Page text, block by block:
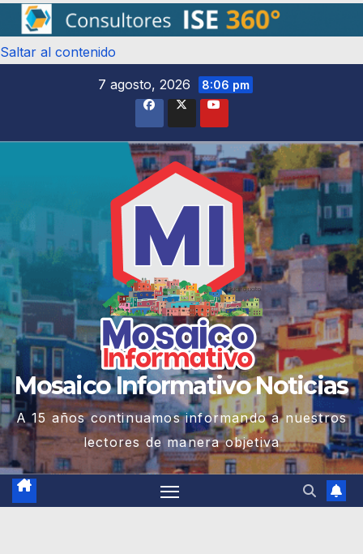
Saltar al contenido
7 agosto, 2026
8:06 pm
Mosaico Informativo Noticias
A 15 años continuamos informando a nuestros
lectores de manera objetiva